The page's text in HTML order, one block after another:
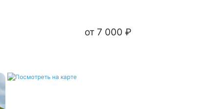
от 7 000 ₽